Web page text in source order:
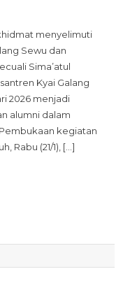
menyelimuti
Sewu dan
Sima’atul
Kyai Galang
2026 menjadi
alumni dalam
kegiatan
Rabu (21/1), […]